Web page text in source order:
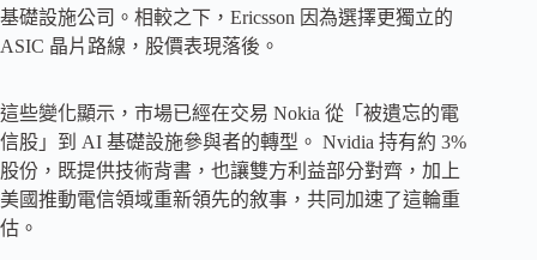
基礎設施公司。相較之下，Ericsson 因為選擇更獨立的
ASIC 晶片路線，股價表現落後。
這些變化顯示，市場已經在交易 Nokia 從「被遺忘的電
信股」到 AI 基礎設施參與者的轉型。 Nvidia 持有約 3%
股份，既提供技術背書，也讓雙方利益部分對齊，加上
美國推動電信領域重新領先的敘事，共同加速了這輪重
估。